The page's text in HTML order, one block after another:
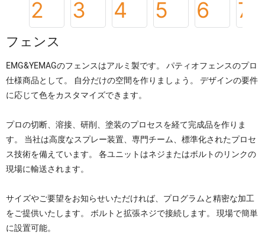
フェンス
EMG&YEMAGのフェンスはアルミ製です。 パティオフェンスのプロ
仕様商品として。 自分だけの空間を作りましょう。 デザインの要件
に応じて色をカスタマイズできます。
プロの切断、溶接、研削、塗装のプロセスを経て完成品を作りま
す。 当社は高度なスプレー装置、専門チーム、標準化されたプロセ
ス技術を備えています。 各ユニットはネジまたはボルトのリンクの
現場に輸送されます。
サイズやご要望をお知らせいただければ、プログラムと精密な加工
をご提供いたします。 ボルトと拡張ネジで接続します。 現場で簡単
に設置可能。